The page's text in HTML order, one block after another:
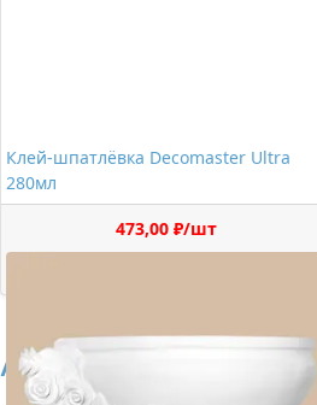
Клей-шпатлёвка Decomaster Ultra
280мл
473,00 ₽/шт
Аналоги